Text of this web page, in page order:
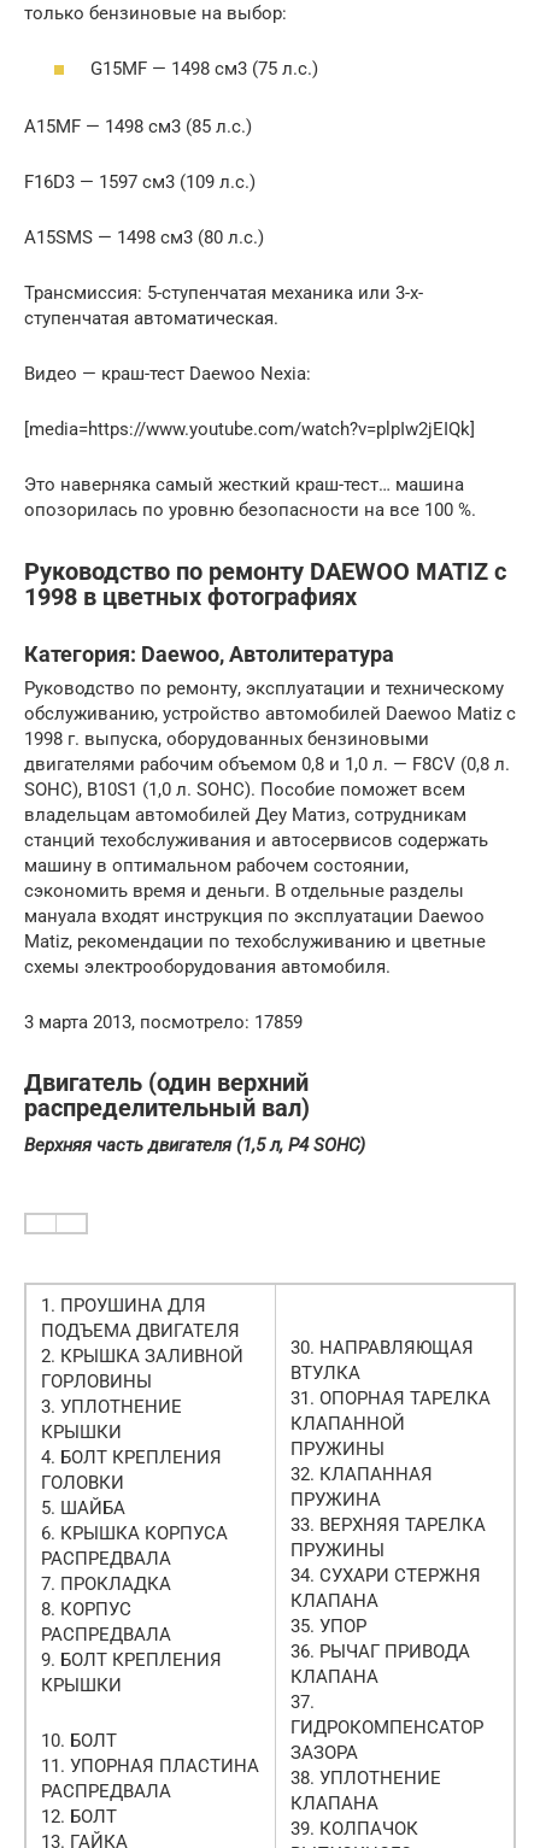
только бензиновые на выбор:
G15MF — 1498 см3 (75 л.с.)
A15MF — 1498 см3 (85 л.с.)
F16D3 — 1597 см3 (109 л.с.)
A15SMS — 1498 см3 (80 л.с.)
Трансмиссия: 5-ступенчатая механика или 3-х-
ступенчатая автоматическая.
Видео — краш-тест Daewoo Nexia:
[media=https://www.youtube.com/watch?v=plpIw2jEIQk]
Это наверняка самый жесткий краш-тест… машина
опозорилась по уровню безопасности на все 100 %.
Руководство по ремонту DAEWOO MATIZ c
1998 в цветных фотографиях
Категория: Daewoo, Автолитература
Руководство по ремонту, эксплуатации и техническому
обслуживанию, устройство автомобилей Daewoo Matiz с
1998 г. выпуска, оборудованных бензиновыми
двигателями рабочим объемом 0,8 и 1,0 л. — F8CV (0,8 л.
SOHC), B10S1 (1,0 л. SOHC). Пособие поможет всем
владельцам автомобилей Деу Матиз, сотрудникам
станций техобслуживания и автосервисов содержать
машину в оптимальном рабочем состоянии,
сэкономить время и деньги. В отдельные разделы
мануала входят инструкция по эксплуатации Daewoo
Matiz, рекомендации по техобслуживанию и цветные
схемы электрооборудования автомобиля.
3 марта 2013, посмотрело: 17859
Двигатель (один верхний
распределительный вал)
Верхняя часть двигателя (1,5 л, Р4 SOHC)
1. ПРОУШИНА ДЛЯ
ПОДЪЕМА ДВИГАТЕЛЯ
2. КРЫШКА ЗАЛИВНОЙ
ГОРЛОВИНЫ
3. УПЛОТНЕНИЕ
КРЫШКИ
4. БОЛТ КРЕПЛЕНИЯ
ГОЛОВКИ
5. ШАЙБА
6. КРЫШКА КОРПУСА
РАСПРЕДВАЛА
7. ПРОКЛАДКА
8. КОРПУС
РАСПРЕДВАЛА
9. БОЛТ КРЕПЛЕНИЯ
КРЫШКИ
10. БОЛТ
11. УПОРНАЯ ПЛАСТИНА
РАСПРЕДВАЛА
12. БОЛТ
13. ГАЙКА
30. НАПРАВЛЯЮЩАЯ
ВТУЛКА
31. ОПОРНАЯ ТАРЕЛКА
КЛАПАННОЙ
ПРУЖИНЫ
32. КЛАПАННАЯ
ПРУЖИНА
33. ВЕРХНЯЯ ТАРЕЛКА
ПРУЖИНЫ
34. СУХАРИ СТЕРЖНЯ
КЛАПАНА
35. УПОР
36. РЫЧАГ ПРИВОДА
КЛАПАНА
37.
ГИДРОКОМПЕНСАТОР
ЗАЗОРА
38. УПЛОТНЕНИЕ
КЛАПАНА
39. КОЛПАЧОК